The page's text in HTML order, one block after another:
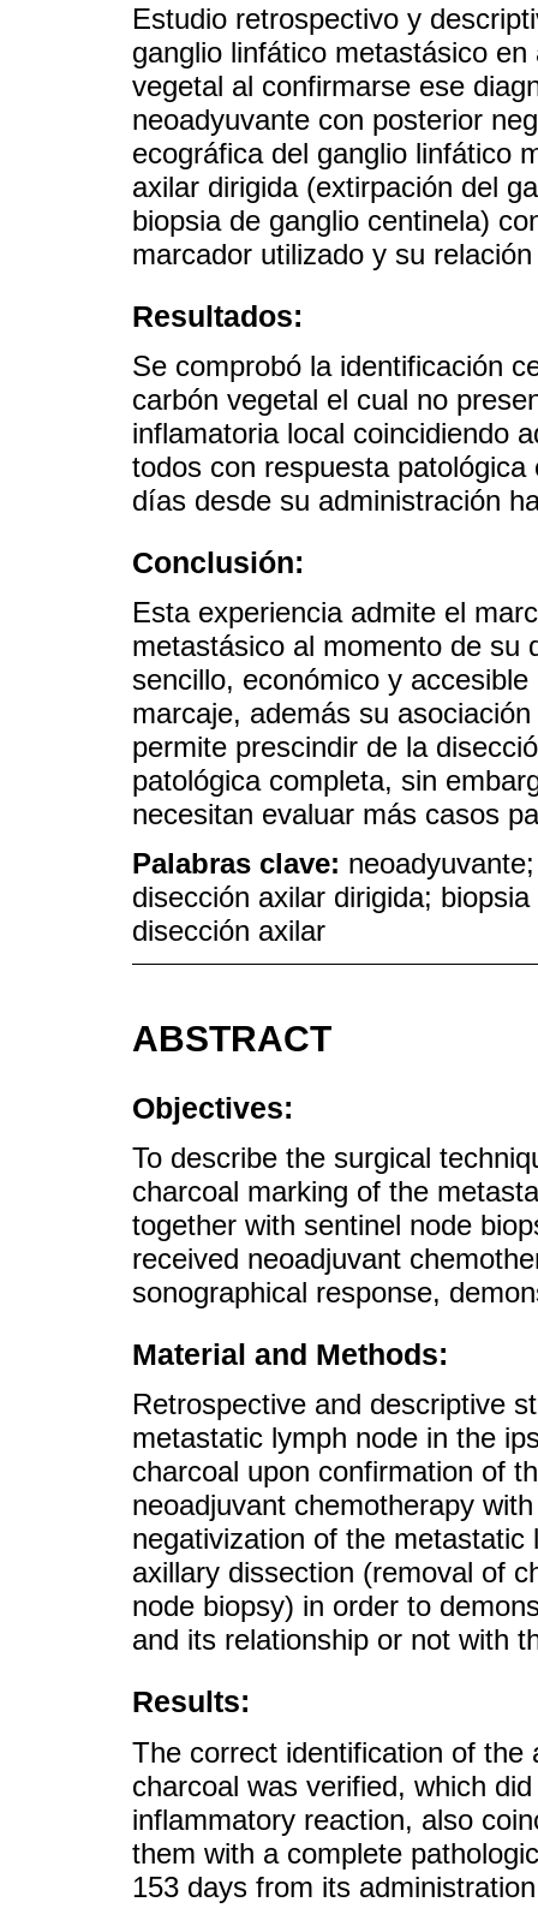
Estudio retrospectivo y
ganglio linfático metastásico
vegetal al confirmarse ese
neoadyuvante con posterior
ecográfica del ganglio linfático
axilar dirigida (extirpación del
biopsia de ganglio centinela)
marcador utilizado y su
Resultados:
Se comprobó la identificación
carbón vegetal el cual no
inflamatoria local coincidiendo
todos con respuesta
días desde su administración
Conclusión:
Esta experiencia admite el
metastásico al momento de su
sencillo, económico y
marcaje, además su
permite prescindir de la
patológica completa, sin
necesitan evaluar más casos
Palabras clave:
disección axilar dirigida;
disección axilar
ABSTRACT
Objectives:
To describe the surgical
charcoal marking of the
together with sentinel node
received neoadjuvant
sonographical response,
Material and Methods:
Retrospective and descriptive
metastatic lymph node in the
charcoal upon confirmation of
neoadjuvant chemotherapy
negativization of the
axillary dissection (removal of
node biopsy) in order to
and its relationship or not with
Results:
The correct identification of
charcoal was verified, which
inflammatory reaction, also
them with a complete
153 days from its